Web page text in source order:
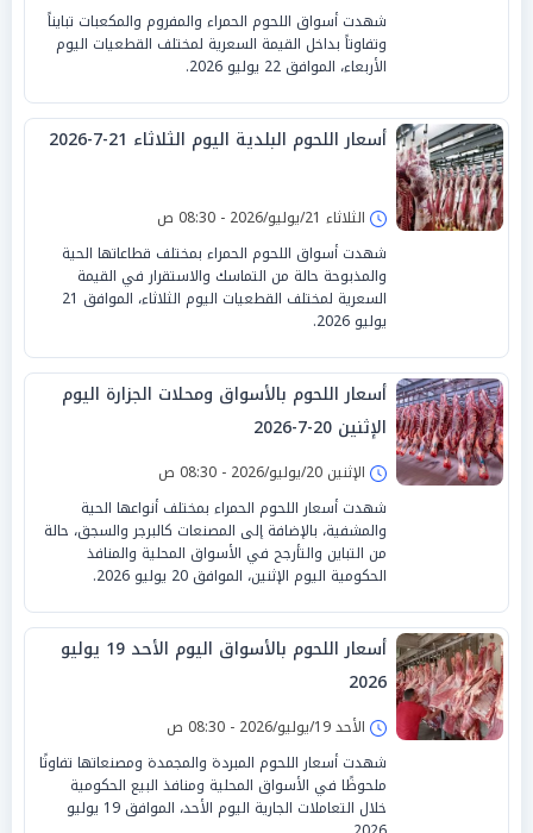
شهدت أسواق اللحوم الحمراء والمفروم والمكعبات تبايناً
وتفاوتاً بداخل القيمة السعرية لمختلف القطعيات اليوم
الأربعاء، الموافق 22 يوليو 2026.
أسعار اللحوم البلدية اليوم الثلاثاء 21-7-2026
الثلاثاء 21/يوليو/2026 - 08:30 ص
شهدت أسواق اللحوم الحمراء بمختلف قطاعاتها الحية
والمذبوحة حالة من التماسك والاستقرار في القيمة
السعرية لمختلف القطعيات اليوم الثلاثاء، الموافق 21
يوليو 2026.
أسعار اللحوم بالأسواق ومحلات الجزارة اليوم
الإثنين 20-7-2026
الإثنين 20/يوليو/2026 - 08:30 ص
شهدت أسعار اللحوم الحمراء بمختلف أنواعها الحية
والمشفية، بالإضافة إلى المصنعات كالبرجر والسجق، حالة
من التباين والتأرجح في الأسواق المحلية والمنافذ
الحكومية اليوم الإثنين، الموافق 20 يوليو 2026.
أسعار اللحوم بالأسواق اليوم الأحد 19 يوليو
2026
الأحد 19/يوليو/2026 - 08:30 ص
شهدت أسعار اللحوم المبردة والمجمدة ومصنعاتها تفاوتًا
ملحوظًا في الأسواق المحلية ومنافذ البيع الحكومية
خلال التعاملات الجارية اليوم الأحد، الموافق 19 يوليو